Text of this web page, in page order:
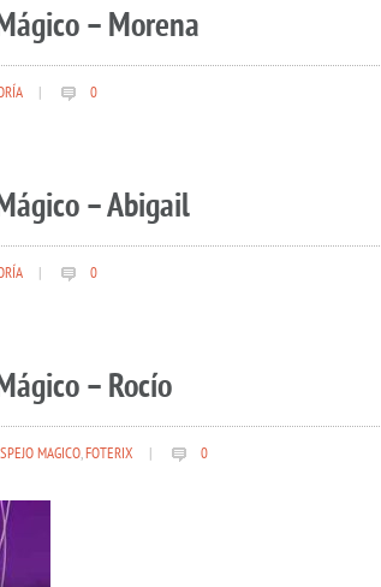
– Morena
0
– Abigail
0
– Rocío
MAGICO,FOTERIX 0